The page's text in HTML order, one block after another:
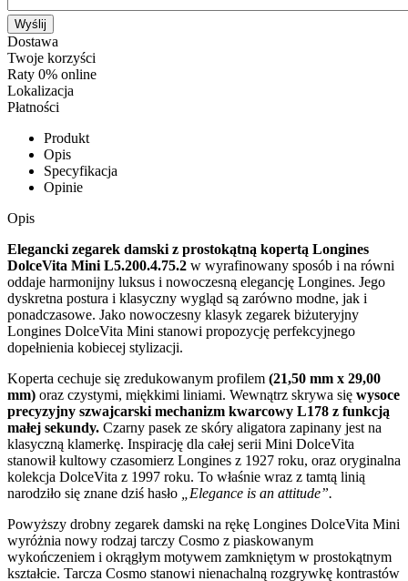
Wyślij
Dostawa
Twoje korzyści
Raty 0% online
Lokalizacja
Płatności
Produkt
Opis
Specyfikacja
Opinie
Opis
Elegancki zegarek damski z prostokątną kopertą Longines
DolceVita Mini L5.200.4.75.2 w wyrafinowany sposób i na równi
oddaje harmonijny luksus i nowoczesną elegancję Longines. Jego
dyskretna postura i klasyczny wygląd są zarówno modne, jak i
ponadczasowe. Jako nowoczesny klasyk zegarek biżuteryjny
Longines DolceVita Mini stanowi propozycję perfekcyjnego
dopełnienia kobiecej stylizacji.
Koperta cechuje się zredukowanym profilem (21,50 mm x 29,00
mm) oraz czystymi, miękkimi liniami. Wewnątrz skrywa się wysoce
precyzyjny szwajcarski mechanizm kwarcowy L178 z funkcją
małej sekundy. Czarny pasek ze skóry aligatora zapinany jest na
klasyczną klamerkę. Inspirację dla całej serii Mini DolceVita
stanowił kultowy czasomierz Longines z 1927 roku, oraz oryginalna
kolekcja DolceVita z 1997 roku. To właśnie wraz z tamtą linią
narodziło się znane dziś hasło
„Elegance is an attitude”.
Powyższy drobny zegarek damski na rękę Longines DolceVita Mini
wyróżnia nowy rodzaj tarczy Cosmo z piaskowanym
wykończeniem i okrągłym motywem zamkniętym w prostokątnym
kształcie. Tarcza Cosmo stanowi nienachalną rozgrywkę kontrastów